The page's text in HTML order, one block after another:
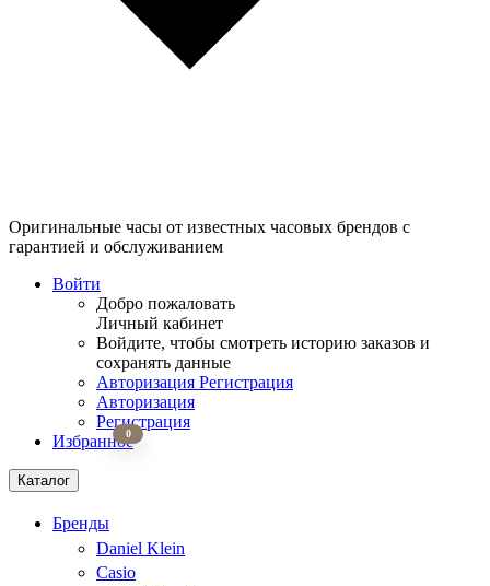
Оригинальные часы от известных часовых брендов с
гарантией и обслуживанием
Войти
Добро пожаловать
Личный кабинет
Войдите, чтобы смотреть историю заказов и
сохранять данные
Авторизация Регистрация
Авторизация
Регистрация
Избранное
0
Каталог
Бренды
Daniel Klein
Casio